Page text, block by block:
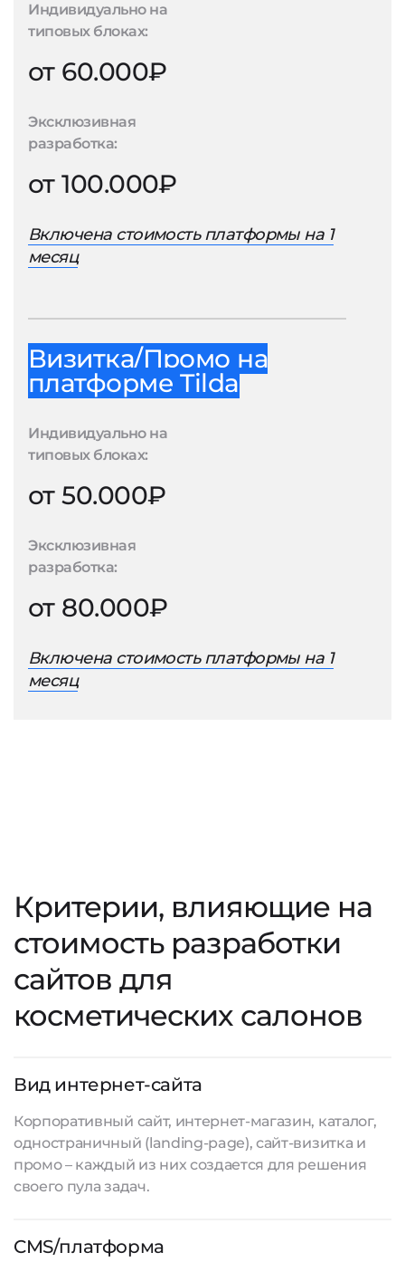
Индивидуально на
типовых блоках:
от 60.000₽
Эксклюзивная
разработка:
от 100.000₽
Включена стоимость платформы на 1
месяц
Визитка/Промо на
платформе Tilda
Индивидуально на
типовых блоках:
от 50.000₽
Эксклюзивная
разработка:
от 80.000₽
Включена стоимость платформы на 1
месяц
Критерии, влияющие на
стоимость разработки
сайтов для
косметических салонов
Вид интернет-сайта
Корпоративный сайт, интернет-магазин, каталог,
одностраничный (landing-page), сайт-визитка и
промо – каждый из них создается для решения
своего пула задач.
CMS/платформа